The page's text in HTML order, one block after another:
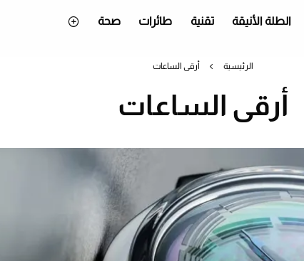
الطلة الأنيقة تقنية طائرات صحة
الرئيسية أرقى الساعات
أرقى الساعات